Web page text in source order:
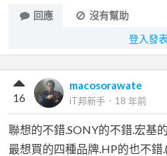
回應
沒有幫助
登入發
macosorawate
iT邦新手 ． 18 年前
16
聯想的不錯.SONY的不錯.宏基
最想買的四種品牌.HP的也不錯